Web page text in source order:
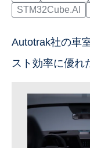
STM32Cube.AI
Autotrak社の車
スト効率に優れ